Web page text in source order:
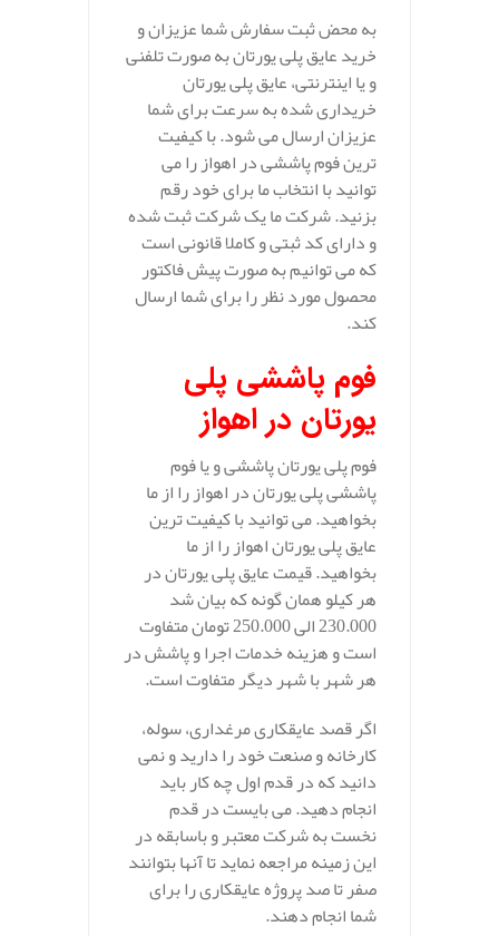
به محض ثبت سفارش شما عزیزان و
خرید عایق پلی یورتان به صورت تلفنی
و یا اینترنتی، عایق پلی یورتان
خریداری شده به سرعت برای شما
عزیزان ارسال می شود. با کیفیت
ترین فوم پاششی در اهواز را می
توانید با انتخاب ما برای خود رقم
بزنید. شرکت ما یک شرکت ثبت شده
و دارای کد ثبتی و کاملا قانونی است
که می توانیم به صورت پیش فاکتور
محصول مورد نظر را برای شما ارسال
کند.
فوم پاششی پلی
یورتان در اهواز
فوم پلی یورتان پاششی و یا فوم
پاششی پلی یورتان در اهواز را از ما
بخواهید. می توانید با کیفیت ترین
عایق پلی یورتان اهواز را از ما
بخواهید. قیمت عایق پلی یورتان در
هر کیلو همان گونه که بیان شد
230.000 الی 250.000 تومان متفاوت
است و هزینه خدمات اجرا و پاشش در
هر شهر با شهر دیگر متفاوت است.
اگر قصد عایقکاری مرغداری، سوله،
کارخانه و صنعت خود را دارید و نمی
دانید که در قدم اول چه کار باید
انجام دهید. می بایست در قدم
نخست به شرکت معتبر و باسابقه در
این زمینه مراجعه نماید تا آنها بتوانند
صفر تا صد پروژه عایقکاری را برای
شما انجام دهند.